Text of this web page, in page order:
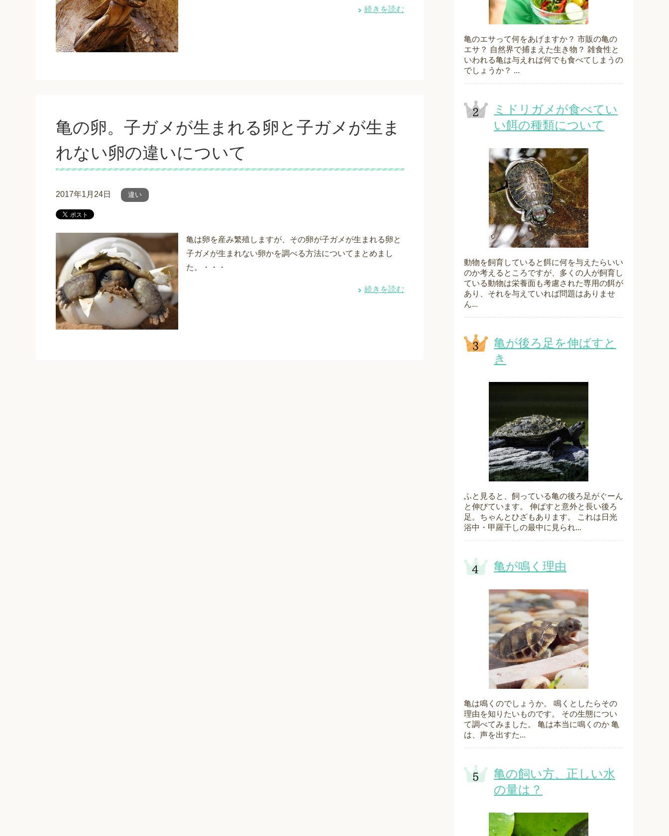
続きを読む
亀の卵。子ガメが生まれる卵と子ガメが生ま
れない卵の違いについて
2017年1月24日 違い
亀は卵を産み繁殖しますが、その卵が子ガメが生まれる卵と
子ガメが生まれない卵かを調べる方法についてまとめまし
た。・・・
続きを読む
亀のエサって何をあげますか？ 市販の亀の
エサ？ 自然界で捕まえた生き物？ 雑食性と
いわれる亀は与えれば何でも食べてしまうの
でしょうか？ ...
ミドリガメが食べてい
い餌の種類について
動物を飼育していると餌に何を与えたらいい
のか考えるところですが、多くの人が飼育し
ている動物は栄養面も考慮された専用の餌が
あり、それを与えていれば問題はありませ
ん...
亀が後ろ足を伸ばすと
き
ふと見ると、飼っている亀の後ろ足がぐーん
と伸びています。 伸ばすと意外と長い後ろ
足。ちゃんとひざもあります。 これは日光
浴中・甲羅干しの最中に見られ...
亀が鳴く理由
亀は鳴くのでしょうか。 鳴くとしたらその
理由を知りたいものです。 その生態につい
て調べてみました。 亀は本当に鳴くのか 亀
は、声を出すた...
亀の飼い方、正しい水
の量は？